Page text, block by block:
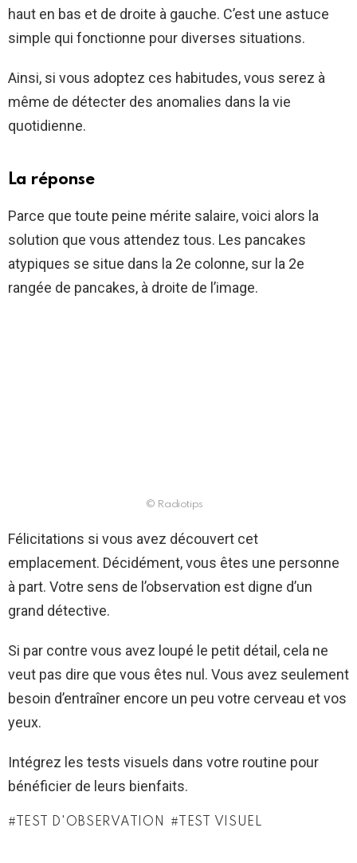
haut en bas et de droite à gauche. C’est une astuce
simple qui fonctionne pour diverses situations.
Ainsi, si vous adoptez ces habitudes, vous serez à
même de détecter des anomalies dans la vie
quotidienne.
La réponse
Parce que toute peine mérite salaire, voici alors la
solution que vous attendez tous. Les pancakes
atypiques se situe dans la 2e colonne, sur la 2e
rangée de pancakes, à droite de l’image.
© Radiotips
Félicitations si vous avez découvert cet
emplacement. Décidément, vous êtes une personne
à part. Votre sens de l’observation est digne d’un
grand détective.
Si par contre vous avez loupé le petit détail, cela ne
veut pas dire que vous êtes nul. Vous avez seulement
besoin d’entraîner encore un peu votre cerveau et vos
yeux.
Intégrez les tests visuels dans votre routine pour
bénéficier de leurs bienfaits.
TEST D'OBSERVATION TEST VISUEL